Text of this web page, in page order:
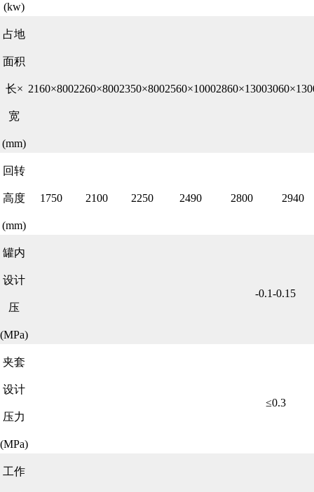
(kw)
占地
面积
长×
宽
(mm)
2160×8002260×8002350×8002560×10002860×1300
回转
高度
(mm)
1750 2100 2250 2490 2800 2940
罐内
设计
压
(MPa)
-0.1-0.15
夹套
设计
压力
(MPa)
≤0.3
工作